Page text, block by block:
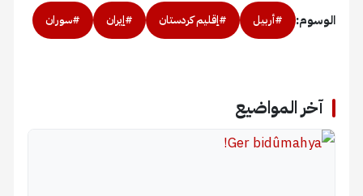
الوسوم: #أربيل #إقليم كردستان #إيران #سوران
آخر المواضيع